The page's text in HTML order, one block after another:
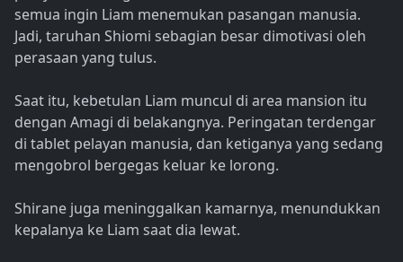
semua ingin Liam menemukan pasangan manusia.
Jadi, taruhan Shiomi sebagian besar dimotivasi oleh
perasaan yang tulus.
Saat itu, kebetulan Liam muncul di area mansion itu
dengan Amagi di belakangnya. Peringatan terdengar
di tablet pelayan manusia, dan ketiganya yang sedang
mengobrol bergegas keluar ke lorong.
Shirane juga meninggalkan kamarnya, menundukkan
kepalanya ke Liam saat dia lewat.